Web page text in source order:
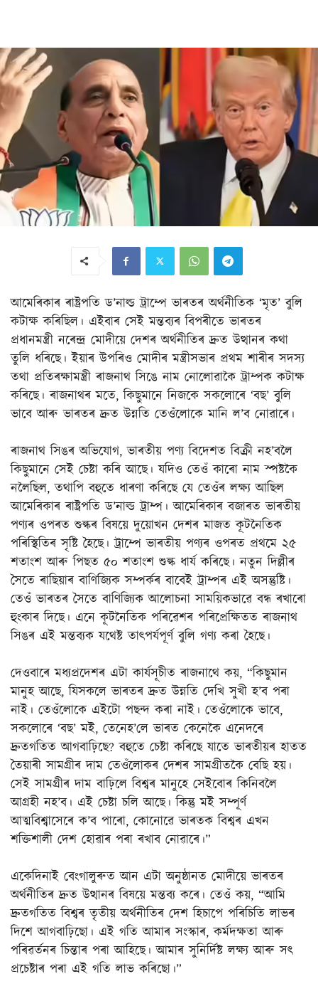
আমেৰিকাৰ ৰাষ্ট্ৰপতি ড’নাল্ড ট্ৰাম্পে ভাৰতৰ অৰ্থনীতিক ‘মৃত’ বুলি
কটাক্ষ কৰিছিল। এইবাৰ সেই মন্তব্যৰ বিপৰীতে ভাৰতৰ
প্ৰধানমন্ত্ৰী নৰেন্দ্ৰ মোদীয়ে দেশৰ অৰ্থনীতিৰ দ্ৰুত উত্থানৰ কথা
তুলি ধৰিছে। ইয়াৰ উপৰিও মোদীৰ মন্ত্ৰীসভাৰ প্ৰথম শাৰীৰ সদস্য
তথা প্ৰতিৰক্ষামন্ত্ৰী ৰাজনাথ সিঙে নাম নোলোৱাকৈ ট্ৰাম্পক কটাক্ষ
কৰিছে। ৰাজনাথৰ মতে, কিছুমানে নিজকে সকলোৰে ‘বছ’ বুলি
ভাবে আৰু ভাৰতৰ দ্ৰুত উন্নতি তেওঁলোকে মানি ল’ব নোৱাৰে।
ৰাজনাথ সিঙৰ অভিযোগ, ভাৰতীয় পণ্য বিদেশত বিক্ৰী নহ’বলৈ
কিছুমানে সেই চেষ্টা কৰি আছে। যদিও তেওঁ কাৰো নাম স্পষ্টকৈ
নলৈছিল, তথাপি বহুতে ধাৰণা কৰিছে যে তেওঁৰ লক্ষ্য আছিল
আমেৰিকাৰ ৰাষ্ট্ৰপতি ড’নাল্ড ট্ৰাম্প। আমেৰিকাৰ বজাৰত ভাৰতীয়
পণ্যৰ ওপৰত শুল্কৰ বিষয়ে দুয়োখন দেশৰ মাজত কূটনৈতিক
পৰিস্থিতিৰ সৃষ্টি হৈছে। ট্ৰাম্পে ভাৰতীয় পণ্যৰ ওপৰত প্ৰথমে ২৫
শতাংশ আৰু পিছত ৫০ শতাংশ শুল্ক ধাৰ্য কৰিছে। নতুন দিল্লীৰ
সৈতে ৰাছিয়াৰ বাণিজ্যিক সম্পৰ্কৰ বাবেই ট্ৰাম্পৰ এই অসন্তুষ্টি।
তেওঁ ভাৰতৰ সৈতে বাণিজ্যিক আলোচনা সাময়িকভাৱে বন্ধ ৰখাৰো
হুংকাৰ দিছে। এনে কূটনৈতিক পৰিৱেশৰ পৰিপ্ৰেক্ষিতত ৰাজনাথ
সিঙৰ এই মন্তব্যক যথেষ্ট তাৎপৰ্যপূৰ্ণ বুলি গণ্য কৰা হৈছে।
দেওবাৰে মধ্যপ্ৰদেশৰ এটা কাৰ্যসূচীত ৰাজনাথে কয়, “কিছুমান
মানুহ আছে, যিসকলে ভাৰতৰ দ্ৰুত উন্নতি দেখি সুখী হ’ব পৰা
নাই। তেওঁলোকে এইটো পছন্দ কৰা নাই। তেওঁলোকে ভাবে,
সকলোৰে ‘বছ’ মই, তেনেহ’লে ভাৰত কেনেকৈ এনেদৰে
দ্ৰুতগতিত আগবাঢ়িছে? বহুতে চেষ্টা কৰিছে যাতে ভাৰতীয়ৰ হাতত
তৈয়াৰী সামগ্ৰীৰ দাম তেওঁলোকৰ দেশৰ সামগ্ৰীতকৈ বেছি হয়।
সেই সামগ্ৰীৰ দাম বাঢ়িলে বিশ্বৰ মানুহে সেইবোৰ কিনিবলৈ
আগ্ৰহী নহ’ব। এই চেষ্টা চলি আছে। কিন্তু মই সম্পূৰ্ণ
আত্মবিশ্বাসেৰে ক’ব পাৰো, কোনোৱে ভাৰতক বিশ্বৰ এখন
শক্তিশালী দেশ হোৱাৰ পৰা ৰখাব নোৱাৰে।”
একেদিনাই বেংগালুৰুত আন এটা অনুষ্ঠানত মোদীয়ে ভাৰতৰ
অৰ্থনীতিৰ দ্ৰুত উত্থানৰ বিষয়ে মন্তব্য কৰে। তেওঁ কয়, “আমি
দ্ৰুতগতিত বিশ্বৰ তৃতীয় অৰ্থনীতিৰ দেশ হিচাপে পৰিচিতি লাভৰ
দিশে আগবাঢ়িছো। এই গতি আমাৰ সংস্কাৰ, কৰ্মদক্ষতা আৰু
পৰিৱৰ্তনৰ চিন্তাৰ পৰা আহিছে। আমাৰ সুনিৰ্দিষ্ট লক্ষ্য আৰু সৎ
প্ৰচেষ্টাৰ পৰা এই গতি লাভ কৰিছো।”